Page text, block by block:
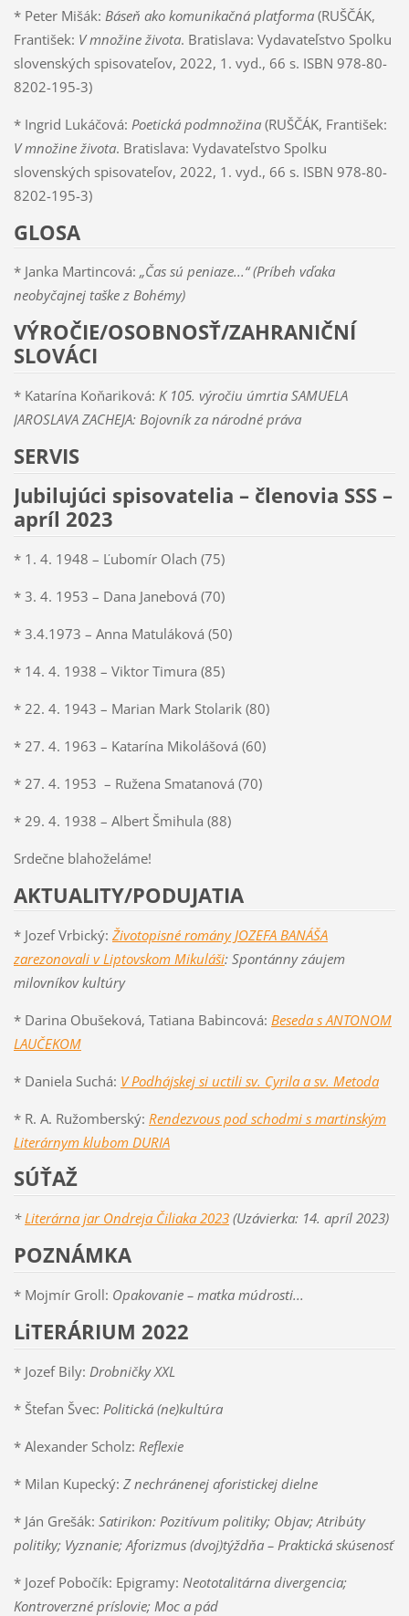
* Peter Mišák: Báseň ako komunikačná platforma(RUŠČÁK,
František: V množine života. Bratislava: Vydavateľstvo Spolku
slovenských spisovateľov, 2022, 1. vyd., 66 s. ISBN 978-80-
8202-195-3)
* Ingrid Lukáčová: Poetická podmnožina (RUŠČÁK, František:
V množine života. Bratislava: Vydavateľstvo Spolku
slovenských spisovateľov, 2022, 1. vyd., 66 s. ISBN 978-80-
8202-195-3)
GLOSA
* Janka Martincová: „Čas sú peniaze...“ (Príbeh vďaka
neobyčajnej taške z Bohémy)
VÝROČIE/OSOBNOSŤ/ZAHRANIČNÍ
SLOVÁCI
* Katarína Koňariková: K 105. výročiu úmrtia SAMUELA
JAROSLAVA ZACHEJA: Bojovník za národné práva
SERVIS
Jubilujúci spisovatelia – členovia SSS –
apríl 2023
* 1. 4. 1948 – Ľubomír Olach (75)
* 3. 4. 1953 – Dana Janebová (70)
* 3.4.1973 – Anna Matuláková (50)
* 14. 4. 1938 – Viktor Timura (85)
* 22. 4. 1943 – Marian Mark Stolarik (80)
* 27. 4. 1963 – Katarína Mikolášová (60)
* 27. 4. 1953 – Ružena Smatanová (70)
* 29. 4. 1938 – Albert Šmihula (88)
Srdečne blahoželáme!
AKTUALITY/PODUJATIA
* Jozef Vrbický: Životopisné romány JOZEFA BANÁŠA
zarezonovali v Liptovskom Mikuláši: Spontánny záujem
milovníkov kultúry
* Darina Obušeková, Tatiana Babincová: Beseda s ANTONOM
LAUČEKOM
* Daniela Suchá: V Podhájskej si uctili sv. Cyrila a sv. Metoda
* R. A. Ružomberský: Rendezvous pod schodmi s martinským
Literárnym klubom DURIA
SÚŤAŽ
*Literárna jar Ondreja Čiliaka 2023(Uzávierka: 14. apríl 2023)
POZNÁMKA
* Mojmír Groll: Opakovanie – matka múdrosti...
LiTERÁRIUM 2022
* Jozef Bily: Drobničky XXL
* Štefan Švec: Politická (ne)kultúra
* Alexander Scholz: Reflexie
* Milan Kupecký: Z nechránenej aforistickej dielne
* Ján Grešák: Satirikon: Pozitívum politiky; Objav; Atribúty
politiky; Vyznanie; Aforizmus (dvoj)týždňa – Praktická skúsenosť
* Jozef Pobočík: Epigramy: Neototalitárna divergencia;
Kontroverzné príslovie; Moc a pád